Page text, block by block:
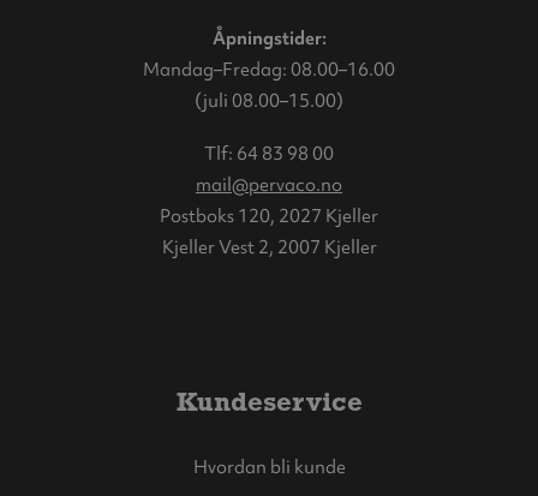
Åpningstider:
Mandag–Fredag: 08.00–16.00
(juli 08.00–15.00)
Tlf: 64 83 98 00
mail@pervaco.no
Postboks 120, 2027 Kjeller
Kjeller Vest 2, 2007 Kjeller
Kundeservice
Hvordan bli kunde